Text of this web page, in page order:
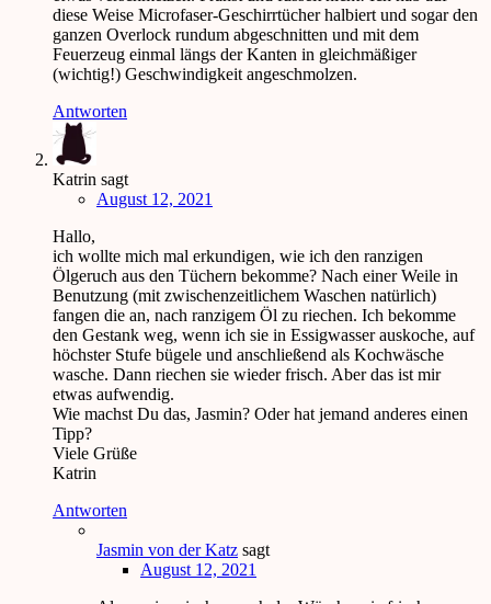
diese Weise Microfaser-Geschirrtücher halbiert und sogar den
ganzen Overlock rundum abgeschnitten und mit dem
Feuerzeug einmal längs der Kanten in gleichmäßiger
(wichtig!) Geschwindigkeit angeschmolzen.
Antworten
Katrin sagt
August 12, 2021
Hallo,
ich wollte mich mal erkundigen, wie ich den ranzigen
Ölgeruch aus den Tüchern bekomme? Nach einer Weile in
Benutzung (mit zwischenzeitlichem Waschen natürlich)
fangen die an, nach ranzigem Öl zu riechen. Ich bekomme
den Gestank weg, wenn ich sie in Essigwasser auskoche, auf
höchster Stufe bügele und anschließend als Kochwäsche
wasche. Dann riechen sie wieder frisch. Aber das ist mir
etwas aufwendig.
Wie machst Du das, Jasmin? Oder hat jemand anderes einen
Tipp?
Viele Grüße
Katrin
Antworten
Jasmin von der Katz sagt
August 12, 2021